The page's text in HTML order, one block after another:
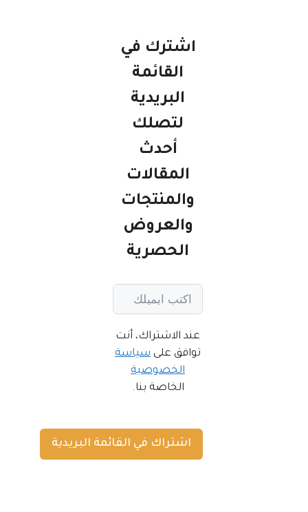
اشترك في
القائمة
البريدية
لتصلك
أحدث
المقالات
والمنتجات
والعروض
الحصرية
عند الاشتراك، أنت
توافق على سياسة
الخصوصية
الخاصة بنا.
اشتراك في القائمة البريدية